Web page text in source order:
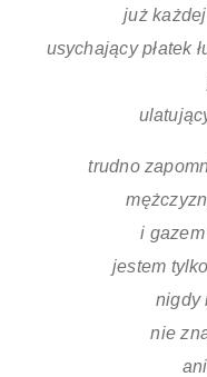
już
usychający płatek
trudno
i gazem
jestem
nigdy
nie